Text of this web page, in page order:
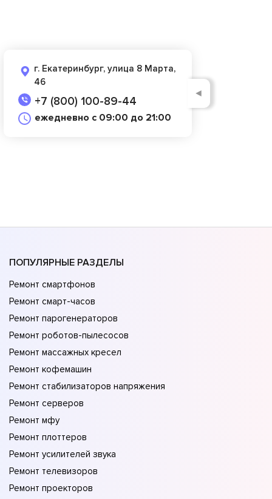
г. Екатеринбург, улица 8 Марта,
46
+7 (800) 100-89-44
ежедневно с 09:00 до 21:00
◄
ПОПУЛЯРНЫЕ РАЗДЕЛЫ
Ремонт смартфонов
Ремонт смарт-часов
Ремонт парогенераторов
Ремонт роботов-пылесосов
Ремонт массажных кресел
Ремонт кофемашин
Ремонт стабилизаторов напряжения
Ремонт серверов
Ремонт мфу
Ремонт плоттеров
Ремонт усилителей звука
Ремонт телевизоров
Ремонт проекторов